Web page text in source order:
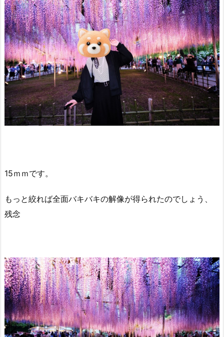
15ｍｍです。
もっと絞れば全面バキバキの解像が得られたのでしょう、
残念